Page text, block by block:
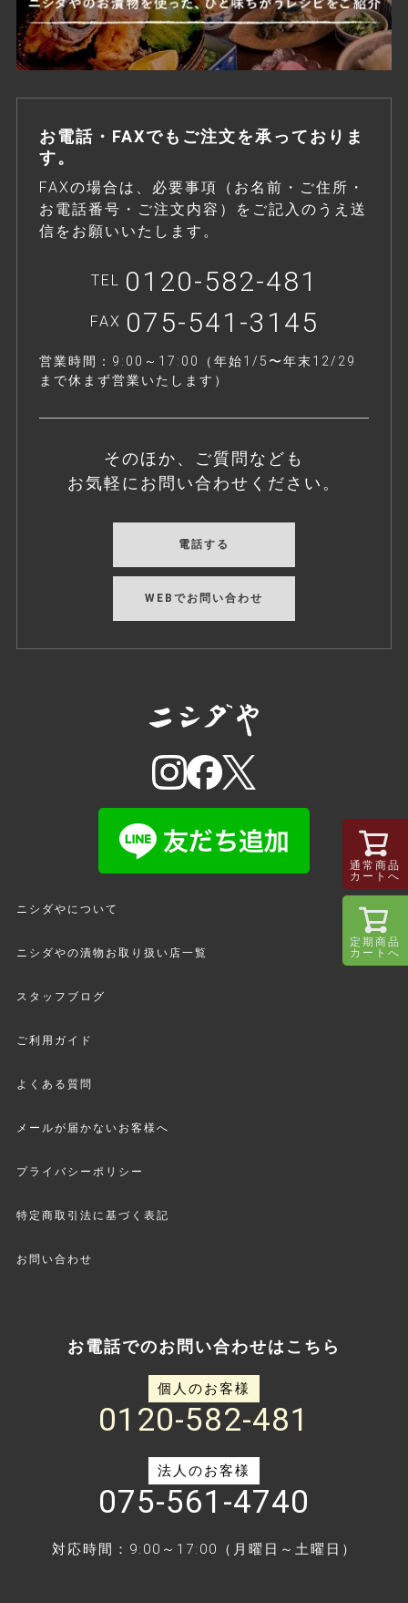
通常商品
カートへ
定期商品
カートへ
お電話・FAXでもご注文を承っておりま
す。
FAXの場合は、必要事項（お名前・ご住所・
お電話番号・ご注文内容）をご記入のうえ送
信をお願いいたします。
TEL 0120-582-481
FAX 075-541-3145
営業時間：9:00～17:00（年始1/5〜年末12/29
まで休まず営業いたします）
そのほか、ご質問なども
お気軽にお問い合わせください。
電話する
WEBでお問い合わせ
ニシダやについて
ニシダやの漬物お取り扱い店一覧
スタッフブログ
ご利用ガイド
よくある質問
メールが届かないお客様へ
プライバシーポリシー
特定商取引法に基づく表記
お問い合わせ
お電話でのお問い合わせはこちら
個人のお客様
0120-582-481
法人のお客様
075-561-4740
対応時間：9:00～17:00（月曜日～土曜日）